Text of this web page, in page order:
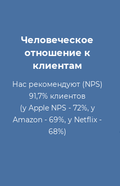
Человеческое
отношение к
клиентам
Нас рекомендуют (NPS)
91,7% клиентов
(у Apple NPS - 72%, у
Amazon - 69%, у Netflix -
68%)